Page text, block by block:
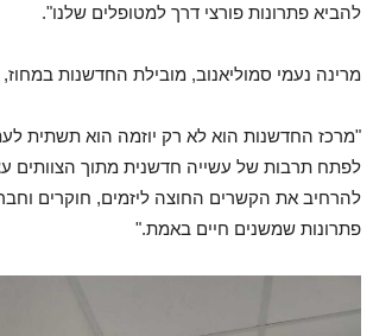
להביא פתרונות פורצי דרך למטופלים שלנו".
מרינה נעמי סמוליאנוב, מובילת החדשנות
"מרכז החדשנות הוא לא רק יוזמה הוא תשתית
לפתח תרבות של עשייה חדשנית מתוך הצוותים
להרחיב את הקשרים החוצה ליזמים, חוקרים
פתרונות שמשנים חיים באמת."